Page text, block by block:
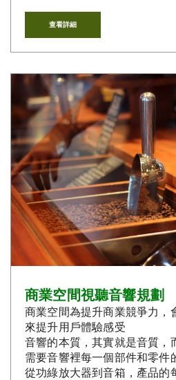
查看詳細
商業空間視聽音響規劃
商業空間為提升商業競爭力，
來提升用戶體驗感受
音響的本質，其實就是音質，
需要音響裡每一個部件和零件
從功綠放大器到音箱，產品的